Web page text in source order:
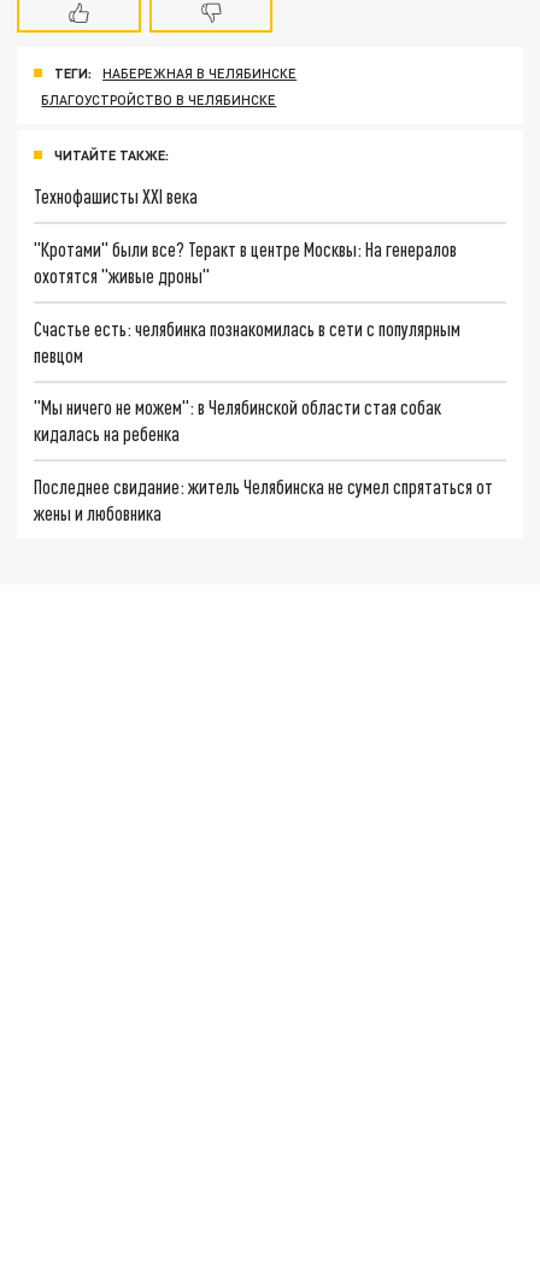
ТЕГИ:
НАБЕРЕЖНАЯ В ЧЕЛЯБИНСКЕ
БЛАГОУСТРОЙСТВО В ЧЕЛЯБИНСКЕ
ЧИТАЙТЕ ТАКЖЕ:
Технофашисты XXI века
"Кротами" были все? Теракт в центре Москвы: На генералов
охотятся "живые дроны"
Счастье есть: челябинка познакомилась в сети с популярным
певцом
"Мы ничего не можем": в Челябинской области стая собак
кидалась на ребенка
Последнее свидание: житель Челябинска не сумел спрятаться от
жены и любовника